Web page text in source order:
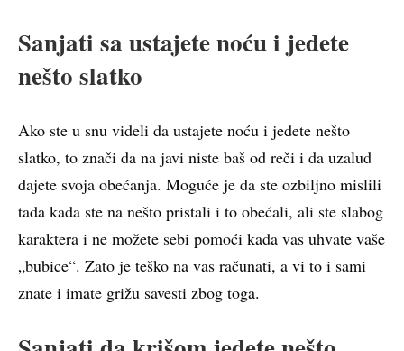
Sanjati sa ustajete noću i jedete
nešto slatko
Ako ste u snu videli da ustajete noću i jedete nešto
slatko, to znači da na javi niste baš od reči i da uzalud
dajete svoja obećanja. Moguće je da ste ozbiljno mislili
tada kada ste na nešto pristali i to obećali, ali ste slabog
karaktera i ne možete sebi pomoći kada vas uhvate vaše
„bubice“. Zato je teško na vas računati, a vi to i sami
znate i imate grižu savesti zbog toga.